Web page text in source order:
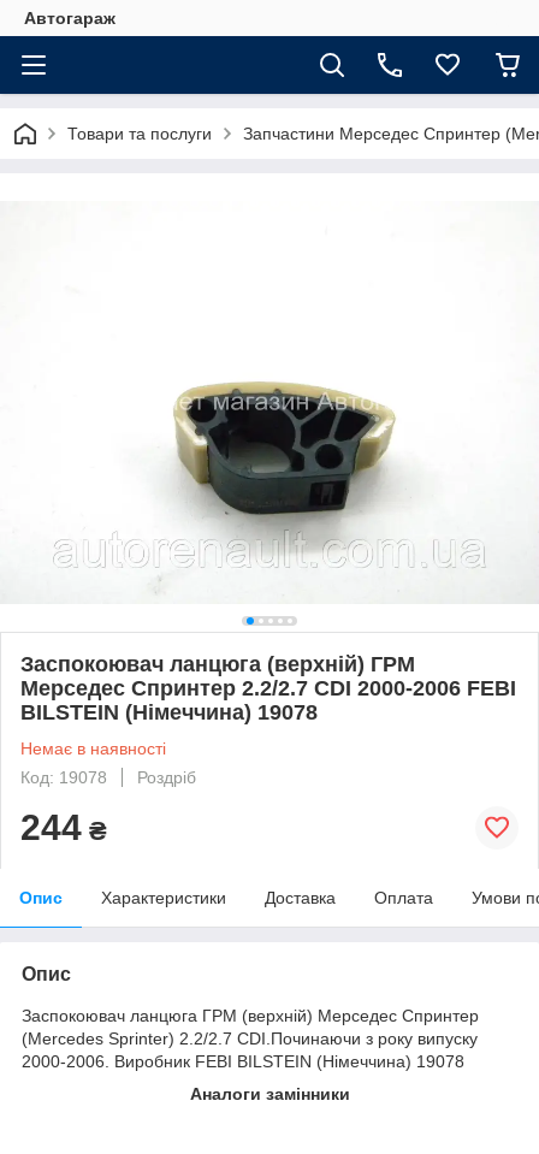
Автогараж
Товари та послуги Запчастини Мерседес Спринтер
Заспокоювач ланцюга (верхній) ГРМ
Мерседес Спринтер 2.2/2.7 CDI 2000-2006 FEBI
BILSTEIN (Німеччина) 19078
Немає в наявності
Код: 19078
Роздріб
244 ₴
Опис Характеристики Доставка Оплата Умови
Опис
Заспокоювач ланцюга ГРМ (верхній) Мерседес Спринтер
(Mercedes Sprinter) 2.2/2.7 CDI.Починаючи з року випуску
2000-2006. Виробник FEBI BILSTEIN (Німеччина) 19078
Аналоги замінники